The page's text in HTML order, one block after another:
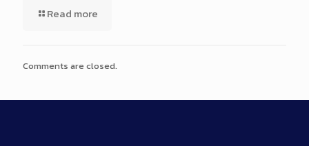
Read more
Comments are closed.